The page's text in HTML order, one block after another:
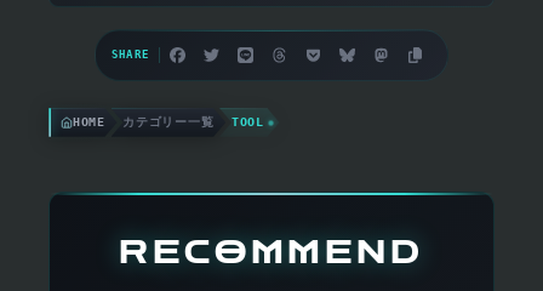
SHARE
HOME カテゴリー一覧 TOOL
RECOMMEND